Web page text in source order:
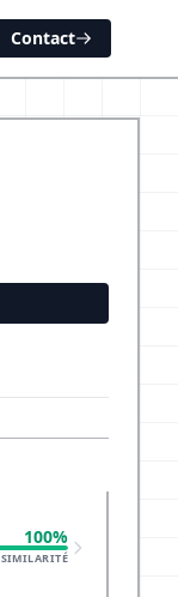
Contact
100%
SIMILARITÉ